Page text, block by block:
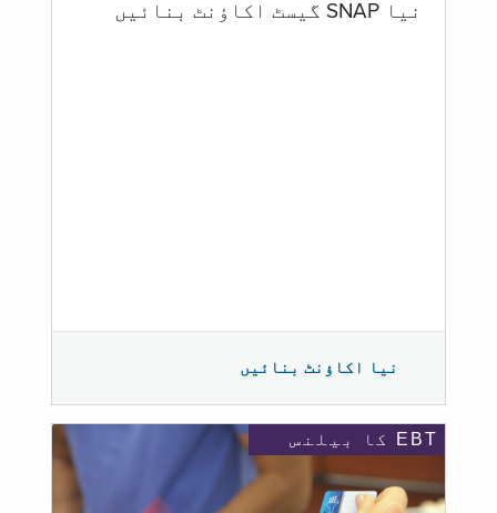
نیا SNAP گیسٹ اکاؤنٹ بنائیں
نیا اکاؤنٹ بنائیں
EBT کا بیلنس